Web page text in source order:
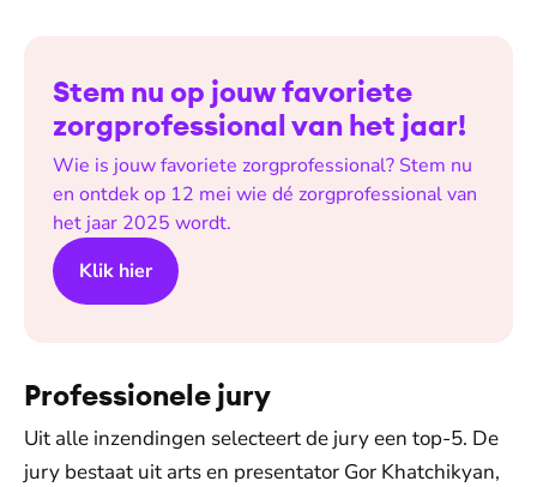
Stem nu op jouw favoriete
zorgprofessional van het jaar!
Wie is jouw favoriete zorgprofessional? Stem nu
en ontdek op 12 mei wie dé zorgprofessional van
het jaar 2025 wordt.
Klik hier
Professionele jury
Uit alle inzendingen selecteert de jury een top-5. De
jury bestaat uit arts en presentator Gor Khatchikyan,